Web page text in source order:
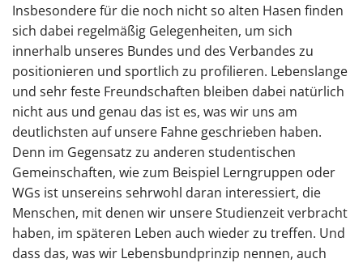
Insbesondere für die noch nicht so alten Hasen finden
sich dabei regelmäßig Gelegenheiten, um sich
innerhalb unseres Bundes und des Verbandes zu
positionieren und sportlich zu profilieren. Lebenslange
und sehr feste Freundschaften bleiben dabei natürlich
nicht aus und genau das ist es, was wir uns am
deutlichsten auf unsere Fahne geschrieben haben.
Denn im Gegensatz zu anderen studentischen
Gemeinschaften, wie zum Beispiel Lerngruppen oder
WGs ist unsereins sehrwohl daran interessiert, die
Menschen, mit denen wir unsere Studienzeit verbracht
haben, im späteren Leben auch wieder zu treffen. Und
dass das, was wir Lebensbundprinzip nennen, auch